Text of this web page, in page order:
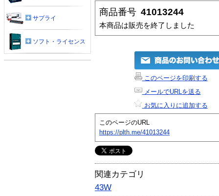
商品番号 41013244
本商品は販売を終了しました
このページを印刷する
メールでURLを送る
お気に入りに追加する
このページのURL
https://plth.me/41013244
関連カテゴリ
43W
サプライ
ソフト・ライセンス